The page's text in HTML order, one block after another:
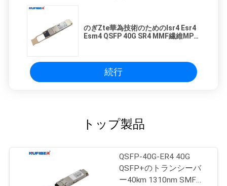
のぎZte華為技術のためのIsr4 Esr4
Esm4 QSFP 40G SR4 MMF繊維MPO
続行
トップ製品
QSFP-40G-ER4 40G
QSFP+のトランシーバ
ー40km 1310nm SMF